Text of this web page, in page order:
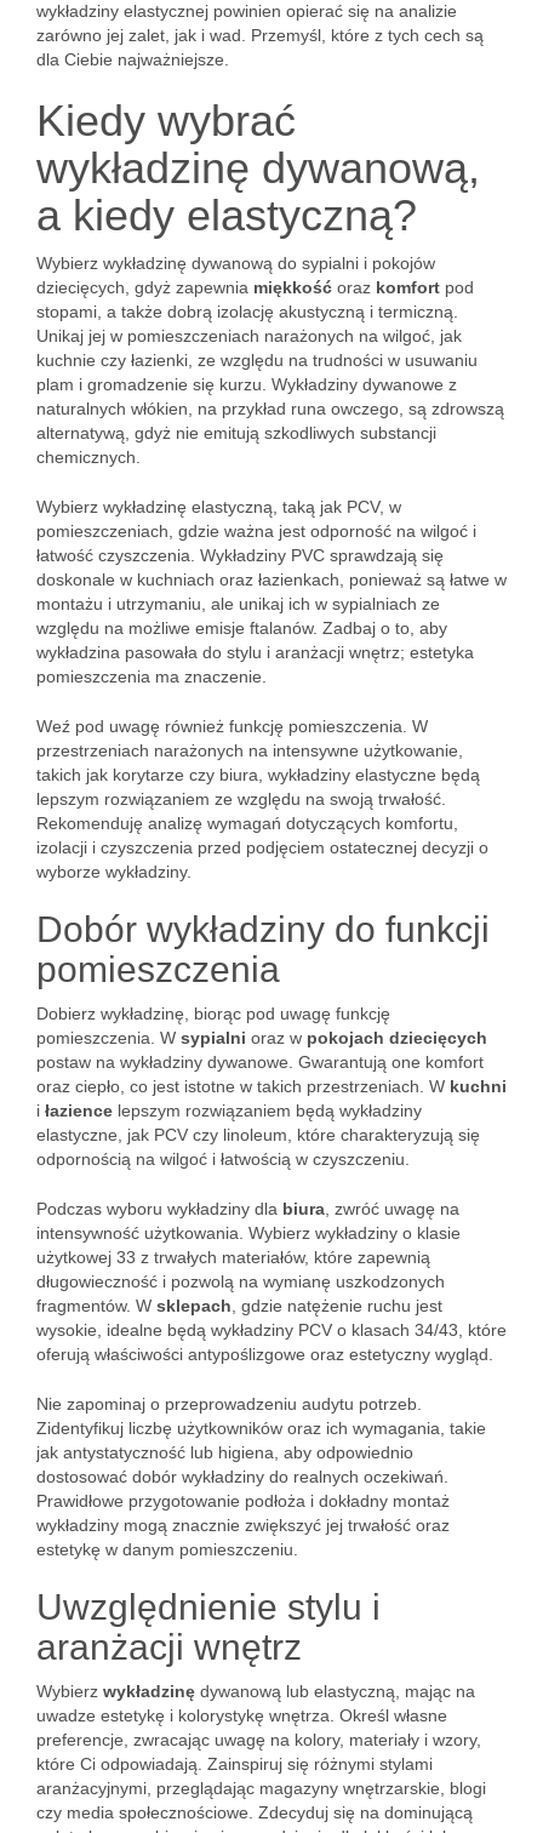
wykładziny elastycznej powinien opierać się na analizie
zarówno jej zalet, jak i wad. Przemyśl, które z tych cech są
dla Ciebie najważniejsze.
Kiedy wybrać
wykładzinę dywanową,
a kiedy elastyczną?
Wybierz wykładzinę dywanową do sypialni i pokojów
dziecięcych, gdyż zapewnia miękkość oraz komfort pod
stopami, a także dobrą izolację akustyczną i termiczną.
Unikaj jej w pomieszczeniach narażonych na wilgoć, jak
kuchnie czy łazienki, ze względu na trudności w usuwaniu
plam i gromadzenie się kurzu. Wykładziny dywanowe z
naturalnych włókien, na przykład runa owczego, są zdrowszą
alternatywą, gdyż nie emitują szkodliwych substancji
chemicznych.
Wybierz wykładzinę elastyczną, taką jak PCV, w
pomieszczeniach, gdzie ważna jest odporność na wilgoć i
łatwość czyszczenia. Wykładziny PVC sprawdzają się
doskonale w kuchniach oraz łazienkach, ponieważ są łatwe w
montażu i utrzymaniu, ale unikaj ich w sypialniach ze
względu na możliwe emisje ftalanów. Zadbaj o to, aby
wykładzina pasowała do stylu i aranżacji wnętrz; estetyka
pomieszczenia ma znaczenie.
Weź pod uwagę również funkcję pomieszczenia. W
przestrzeniach narażonych na intensywne użytkowanie,
takich jak korytarze czy biura, wykładziny elastyczne będą
lepszym rozwiązaniem ze względu na swoją trwałość.
Rekomenduję analizę wymagań dotyczących komfortu,
izolacji i czyszczenia przed podjęciem ostatecznej decyzji o
wyborze wykładziny.
Dobór wykładziny do funkcji
pomieszczenia
Dobierz wykładzinę, biorąc pod uwagę funkcję
pomieszczenia. W sypialni oraz w pokojach dziecięcych
postaw na wykładziny dywanowe. Gwarantują one komfort
oraz ciepło, co jest istotne w takich przestrzeniach. W kuchni
i łazience lepszym rozwiązaniem będą wykładziny
elastyczne, jak PCV czy linoleum, które charakteryzują się
odpornością na wilgoć i łatwością w czyszczeniu.
Podczas wyboru wykładziny dla biura , zwróć uwagę na
intensywność użytkowania. Wybierz wykładziny o klasie
użytkowej 33 z trwałych materiałów, które zapewnią
długowieczność i pozwolą na wymianę uszkodzonych
fragmentów. W sklepach , gdzie natężenie ruchu jest
wysokie, idealne będą wykładziny PCV o klasach 34/43, które
oferują właściwości antypoślizgowe oraz estetyczny wygląd.
Nie zapominaj o przeprowadzeniu audytu potrzeb.
Zidentyfikuj liczbę użytkowników oraz ich wymagania, takie
jak antystatyczność lub higiena, aby odpowiednio
dostosować dobór wykładziny do realnych oczekiwań.
Prawidłowe przygotowanie podłoża i dokładny montaż
wykładziny mogą znacznie zwiększyć jej trwałość oraz
estetykę w danym pomieszczeniu.
Uwzględnienie stylu i
aranżacji wnętrz
Wybierz wykładzinę dywanową lub elastyczną, mając na
uwadze estetykę i kolorystykę wnętrza. Określ własne
preferencje, zwracając uwagę na kolory, materiały i wzory,
które Ci odpowiadają. Zainspiruj się różnymi stylami
aranżacyjnymi, przeglądając magazyny wnętrzarskie, blogi
czy media społecznościowe. Zdecyduj się na dominującą